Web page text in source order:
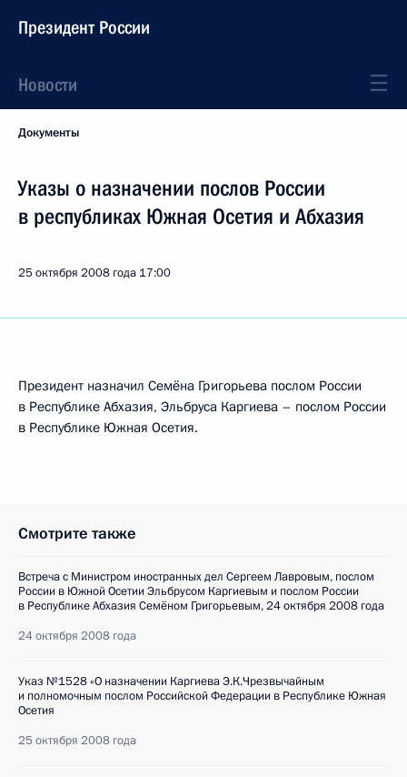
Президент России
Новости
Документы
Указы о назначении послов России
в республиках Южная Осетия и Абхазия
25 октября 2008 года 17:00
Президент назначил Семёна Григорьева послом России
в Республике Абхазия, Эльбруса Каргиева – послом России
в Республике Южная Осетия.
Смотрите также
Встреча с Министром иностранных дел Сергеем Лавровым, послом
России в Южной Осетии Эльбрусом Каргиевым и послом России
в Республике Абхазия Семёном Григорьевым, 24 октября 2008 года
24 октября 2008 года
Указ №1528 «О назначении Каргиева Э.К.Чрезвычайным
и полномочным послом Российской Федерации в Республике Южная
Осетия
25 октября 2008 года